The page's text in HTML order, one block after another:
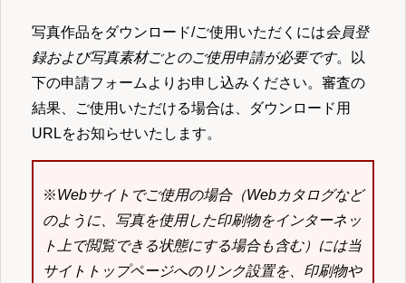
写真作品をダウンロード/ご使用いただくには会員登
録および写真素材ごとのご使用申請が必要です。以
下の申請フォームよりお申し込みください。審査の
結果、ご使用いただける場合は、ダウンロード用
URLをお知らせいたします。
※Webサイトでご使用の場合（Webカタログなど
のように、写真を使用した印刷物をインターネッ
ト上で閲覧できる状態にする場合も含む）には当
サイトトップページへのリンク設置を、印刷物や